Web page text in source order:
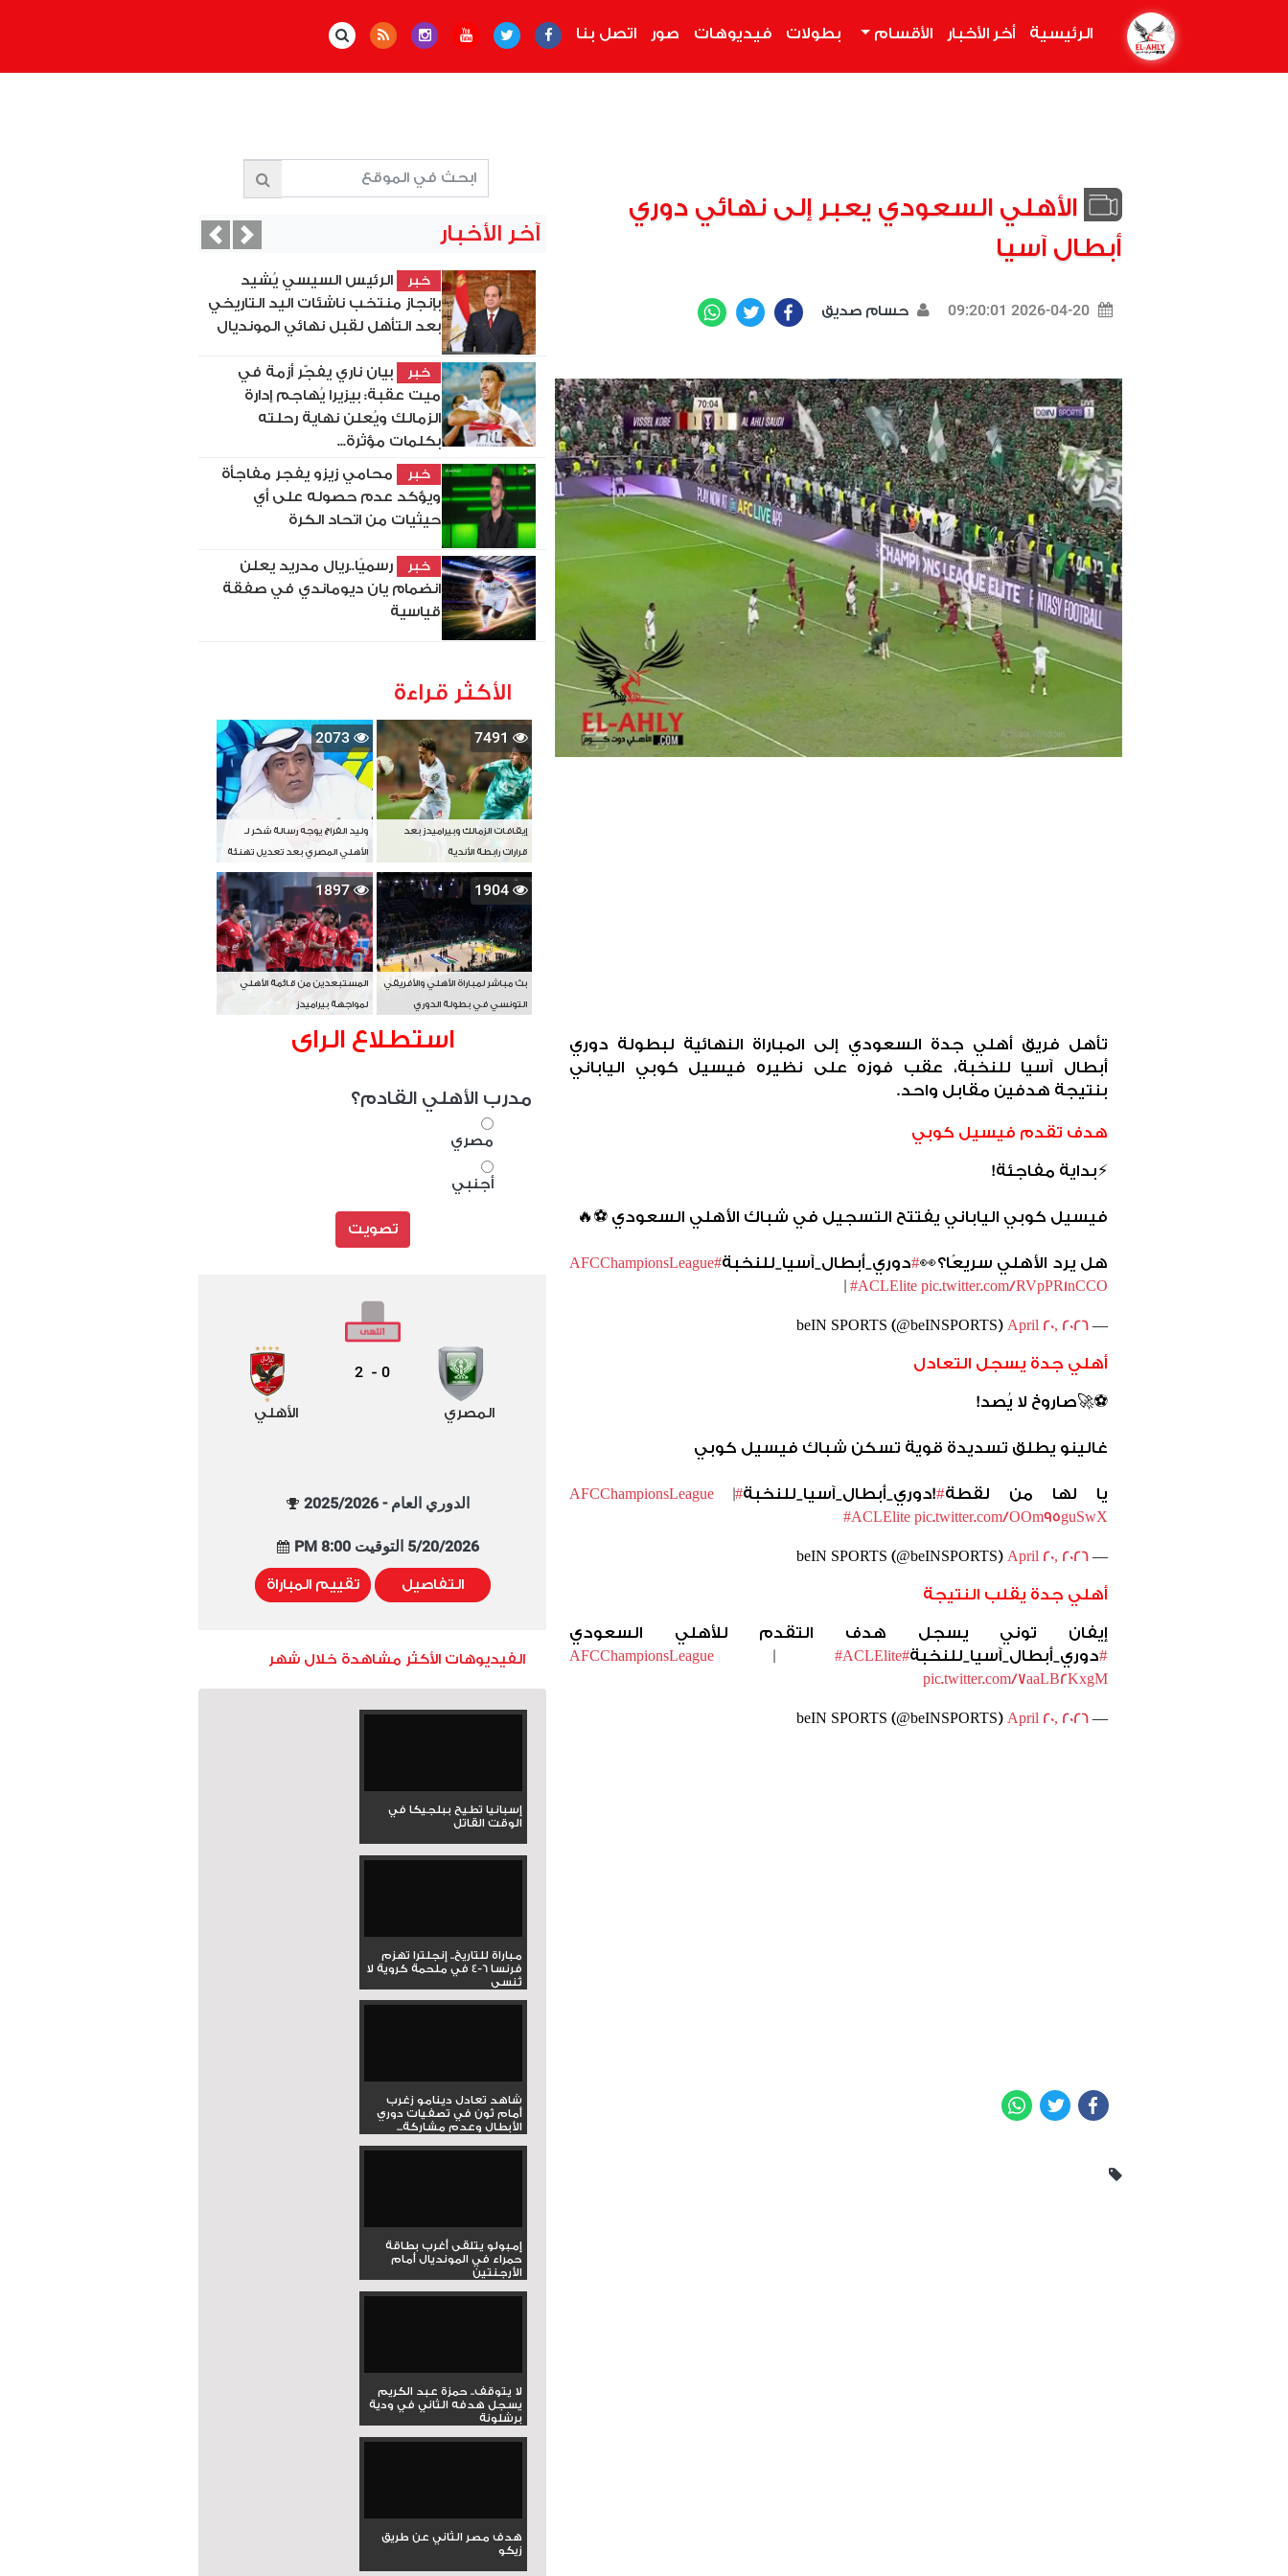
الرئيسية أخر الأخبار الأقسام بطولات فيديوهات صور اتصل بنا
الأهلي السعودي يعبر إلى نهائي دوري
أبطال آسيا
2026-04-20 09:20:01 حسام صديق Facebook
Twitter
تأهل فريق أهلي جدة السعودي إلى المباراة النهائية لبطولة دوري
أبطال آسيا للنخبة، عقب فوزه على نظيره فيسيل كوبي الياباني
بنتيجة هدفين مقابل واحد.
هدف تقدم فيسيل كوبي
⚡️بداية مفاجئة!
فيسيل كوبي الياباني يفتتح التسجيل في شباك الأهلي السعودي⚽️
🔥
هل يرد الأهلي سريعًا؟👀
#دوري_أبطال_آسيا_للنخبة#AFCChampionsLeague
#ACLElite pic.twitter.com/RVpPR1nCCO
— beIN SPORTS (@beINSPORTS)
April 20, 2026
أهلي جدة يسجل التعادل
🚀⚽️صاروخ لا يُصد!
غالينو يطلق تسديدة قوية تسكن شباك فيسيل كوبي
يا لها من لقطة !# دوري_أبطال_آسيا_للنخبة#AFCChampionsLeague
|
#ACLElite pic.twitter.com/OOm95guSwX
— beIN SPORTS (@beINSPORTS)
April 20, 2026
أهلي جدة يقلب النتيجة
إيفان توني يسجل هدف التقدم للأهلي السعودي
#دوري_أبطال_آسيا_للنخبة#AFCChampionsLeague
#ACLElite
pic.twitter.com/7aaLB2KxgM
— beIN SPORTS (@beINSPORTS)
April 20, 2026
Facebook
Twitter
آخر الأخبار
خبر
الرئيس السيسي يُشيد
بإنجاز منتخب ناشئات اليد التاريخي
بعد التأهل لقبل نهائي المونديال
خبر
بيان ناري يفجّر أزمة في
ميت عقبة: بيزيرا يُهاجم إدارة
الزمالك ويُعلن نهاية رحلته
بكلمات مؤثرة...
خبر
محامي زيزو يفجر مفاجأة
ويؤكد عدم حصوله على أي
حيثيات من اتحاد الكرة
خبر
رسميًا..ريال مدريد يعلن
انضمام يان ديوماندي في صفقة
قياسية
PreviousNext
الأكثر قراءة
7491
إيقافات الزمالك وبيراميدز بعد
قرارات رابطة الأندية
2073
وليد الفراج يوجه رسالة شكر لـ
الأهلي المصري بعد تعديل تهنئة
بطل آسيا
1904
بث مباشر لمباراة الأهلي والأفريقي
التونسي في بطولة الدوري
1897
المستبعدين من قائمة الأهلي
لمواجهة بيراميدز
استطلاع الراى
مدرب الأهلي القادم؟
مصري
أجنبي
تصويت
المصري
0
-
2
الأهلي
الدوري العام - 2025/2026
5/20/2026 التوقيت 8:00 PM
التفاصيل تقييم المباراة
الفيديوهات الأكثر مشاهدة خلال شهر
إسبانيا تطيح ببلجيكا في
الوقت القاتل
مباراة للتاريخ.. إنجلترا تهزم
فرنسا 6-4 في ملحمة كروية لا
تُنسى
شاهد تعادل دينامو زغرب
أمام ثون في تصفيات دوري
الأبطال وعدم مشاركة...
إمبولو يتلقى أغرب بطاقة
حمراء في المونديال أمام
الأرجنتين
لا يتوقف.. حمزة عبد الكريم
يسجل هدفه الثاني في ودية
برشلونة
هدف مصر الثاني عن طريق
زيكو